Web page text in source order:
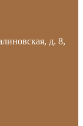
д. 8,